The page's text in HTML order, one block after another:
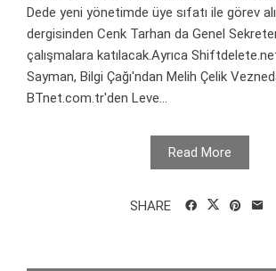
Dede yeni yönetimde üye sıfatı ile görev
dergisinden Cenk Tarhan da Genel
çalışmalara katılacak.Ayrıca
Sayman, Bilgi Çağı'ndan Melih Çelik
BTnet.com.tr'den Leve...
Read More
SHARE